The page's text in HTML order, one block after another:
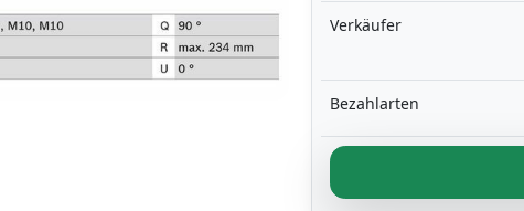
Verkäufer
Bezahlarten